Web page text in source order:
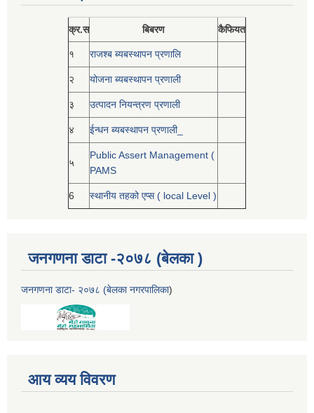
क्र.स बिबरण कैफियत
१ राजश्ब ब्यबस्थापन प्रणालि
२ योजना ब्यबस्थापन प्रणाली
३ उत्पादन नियन्त्रण प्रणाली
४ ईन्धन ब्यबस्थापन प्रणाली_
५
Public Assert Management (
PAMS
6 स्थानीय तहको एप्स ( local Level )
जनगणना डाटा -२०७८ (बेलका )
जनगणना डाटा- २०७८ (बेलका नगरपालिका)
आय व्यय विवरण